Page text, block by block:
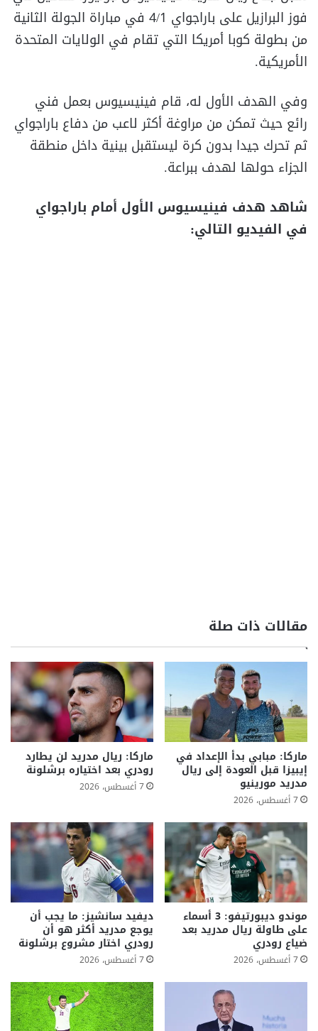
فوز البرازيل على باراجواي 4/1 في مباراة الجولة الثانية
من بطولة كوبا أمريكا التي تقام في الولايات المتحدة
الأمريكية.
وفي الهدف الأول له، قام فينيسيوس بعمل فني
رائع حيث تمكن من مراوغة أكثر لاعب من دفاع باراجواي
ثم تحرك جيدا بدون كرة ليستقبل بينية داخل منطقة
الجزاء حولها لهدف ببراعة.
شاهد هدف فينيسيوس الأول أمام باراجواي
في الفيديو التالي:
مقالات ذات صلة
ماركا: مبابي بدأ الإعداد في
إيبيزا قبل العودة إلى ريال
مدريد مورينيو
7 أغسطس، 2026
ماركا: ريال مدريد لن يطارد
رودري بعد اختياره برشلونة
7 أغسطس، 2026
موندو ديبورتيفو: 3 أسماء
على طاولة ريال مدريد بعد
ضياع رودري
7 أغسطس، 2026
ديفيد سانشيز: ما يجب أن
يوجع مدريد أكثر هو أن
رودري اختار مشروع برشلونة
7 أغسطس، 2026